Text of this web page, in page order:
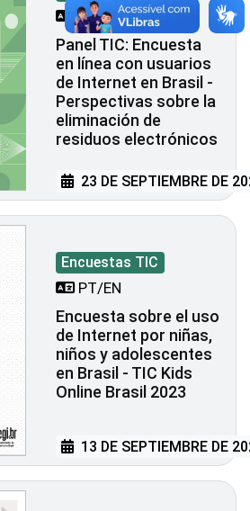
PT/EN
Panel TIC: Encuesta
en línea con usuarios
de Internet en Brasil -
Perspectivas sobre la
eliminación de
residuos electrónicos
23 DE SEPTIEMBRE DE
Encuestas TIC
PT/EN
Encuesta sobre el uso
de Internet por niñas,
niños y adolescentes
en Brasil - TIC Kids
Online Brasil 2023
13 DE SEPTIEMBRE DE